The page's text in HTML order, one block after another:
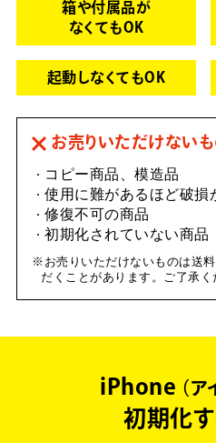
箱や付属品が
なくてもOK
起動しなくてもOK
お売りいただけない
コピー商品、模造品
使用に難があるほど破損
修復不可の商品
初期化されていない商品
お売りいただけないものは送
だくことがあります。ご了承く
iPhone ア
初期化